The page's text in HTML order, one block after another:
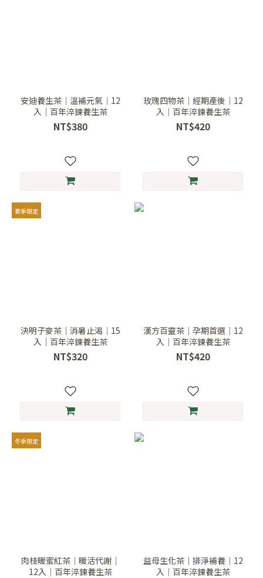
安迪養生茶｜溫補元氣｜12
入｜百年淬鍊養生茶
NT$380
玫瑰四物茶｜經期產後｜12
入｜百年淬鍊養生茶
NT$420
夏季限定
決明子麥茶｜消暑止渴｜15
入｜百年淬鍊養生茶
NT$320
漢方百靈茶｜孕期首選｜12
入｜百年淬鍊養生茶
NT$420
冬季限定
肉桂暖蜜紅茶｜暖活代謝｜
12入｜百年淬鍊養生茶
益母生化茶｜排淨補養｜12
入｜百年淬鍊養生茶